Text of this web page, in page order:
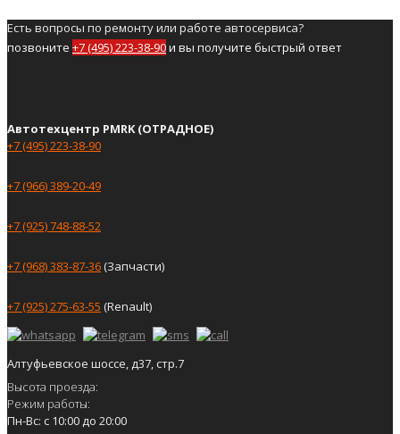
Есть вопросы по ремонту или работе автосервиса?
позвоните +7 (495) 223-38-90и вы получите быстрый ответ
Автотехцентр PMRK (ОТРАДНОЕ)
+7 (495) 223-38-90
+7 (966) 389-20-49
+7 (925) 748-88-52
+7 (968) 383-87-36(Запчасти)
+7 (925) 275-63-55 (Renault)
Алтуфьевское шоссе, д37, стр.7
Высота проезда:
Режим работы:
Пн-Вс: с 10:00 до 20:00